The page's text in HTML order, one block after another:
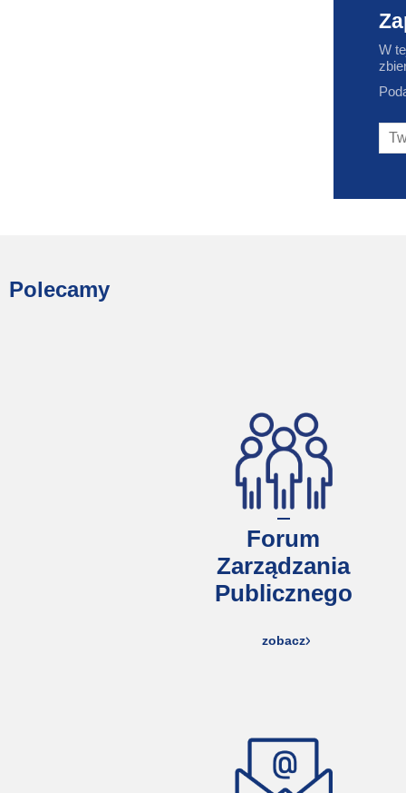
W
Polecamy
Forum
Zarządzania
Publicznego
zobacz